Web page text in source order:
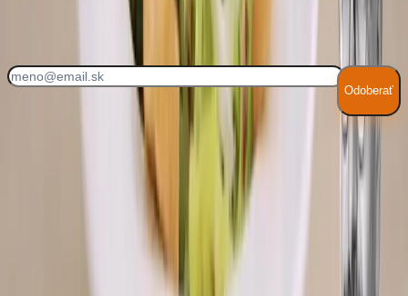
Každý týždeň nové recepty!
Odoberať
Hodnotenie receptu